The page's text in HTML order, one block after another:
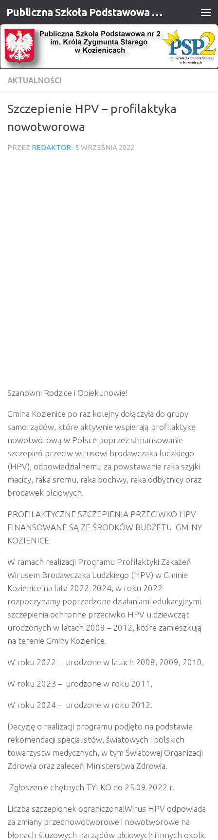
Przejdź do treści Publiczna Szkoła Podstawowa nr 2 im. Króla Zygmunta Starego w Kozienicach
AKTUALNOŚCI
Szczepienie HPV – profilaktyka
nowotworowa
PRZEZ REDAKTOR · 5 WRZEŚNIA 2022
Szanowni Rodzice i Opiekunowie!
Gmina Kozienice po raz kolejny dołączyła do grupy
samorządów, które aktywnie wspierają profilaktykę
nowotworową w Polsce poprzez sfinansowanie
szczepień przeciw wirusowi brodawczaka ludzkiego
(HPV), odpowiedzialnemu za powstawanie raka szyjki
macicy, raka sromu, raka pochwy, raka odbytnicy oraz
brodawek płciowych.
PROFILAKTYCZNE SZCZEPIENIA PRZECIWKO HPV
FINANSOWANE SĄ ZE ŚRODKÓW BUDŻETU GMINY
KOZIENICE
W ramach realizacji Programu Profilaktyki Zakażeń
Wirusem Brodawczaka Ludzkiego (HPV) w Gminie
Kozienice na lata 2022-2024, w roku 2022
rozpoczynamy poprzedzone działaniami edukacyjnymi
szczepienia ochronne przeciwko HPV u dziewcząt
urodzonych w latach 2008 – 2012, które zamieszkują
na terenie Gminy Kozienice.
W roku 2022 – urodzone w latach 2008, 2009, 2010,
W roku 2023 – urodzone w roku 2011,
W roku 2024 – urodzone w roku 2012.
Decyzję o realizacji programu podjęto na podstawie
rekomendacji specjalistów, światowych i polskich
towarzystw medycznych, w tym Światowej Organizacji
Zdrowia oraz zaleceń Ministerstwa Zdrowia.
Zgłoszenie chętnych TYLKO do 25.09.2022 r.
Liczba szczepionek ograniczona!Wirus HPV odpowiada
za zmiany przednowotworowe i nowotworowe na
błonach śluzowych narządów płciowych i innych okolic